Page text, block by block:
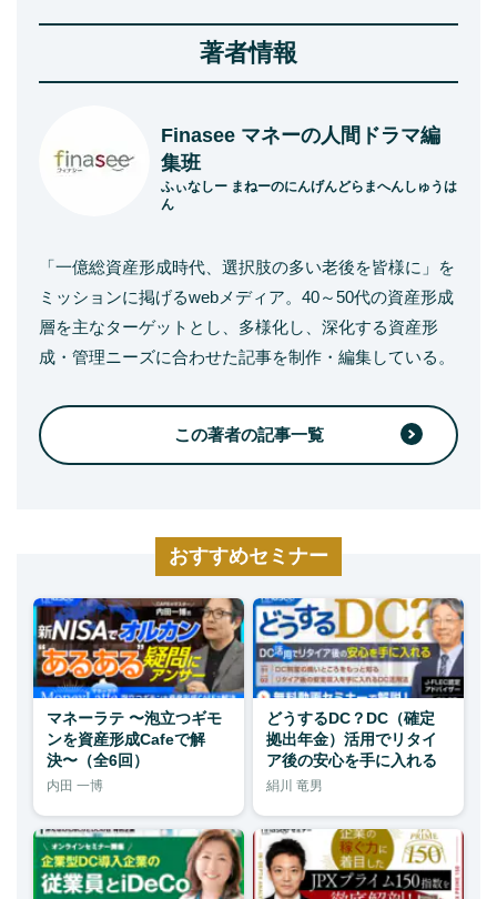
著者情報
Finasee マネーの人間ドラマ編
集班
ふぃなしー まねーのにんげんどらまへんしゅうは
ん
「一億総資産形成時代、選択肢の多い老後を皆様に」を
ミッションに掲げるwebメディア。40～50代の資産形成
層を主なターゲットとし、多様化し、深化する資産形
成・管理ニーズに合わせた記事を制作・編集している。
この著者の記事一覧
おすすめセミナー
マネーラテ 〜泡立つギモ
ンを資産形成Cafeで解
決〜（全6回）
内田 一博
どうするDC？DC（確定
拠出年金）活用でリタイ
ア後の安心を手に入れる
絹川 竜男